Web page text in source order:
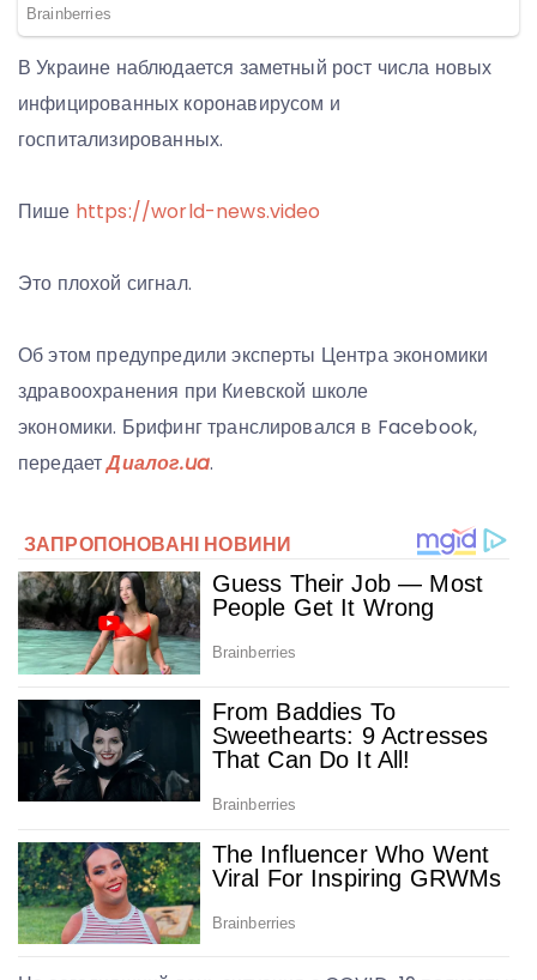
В Украине наблюдается заметный рост числа новых
инфицированных коронавирусом и
госпитализированных.
Пише https://world-news.video
Это плохой сигнал.
Об этом предупредили эксперты Центра экономики
здравоохранения при Киевской школе
экономики. Брифинг транслировался в Facebook,
передаетДиалог.ua.